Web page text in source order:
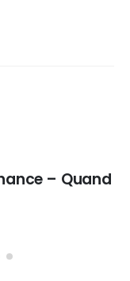
– Quand